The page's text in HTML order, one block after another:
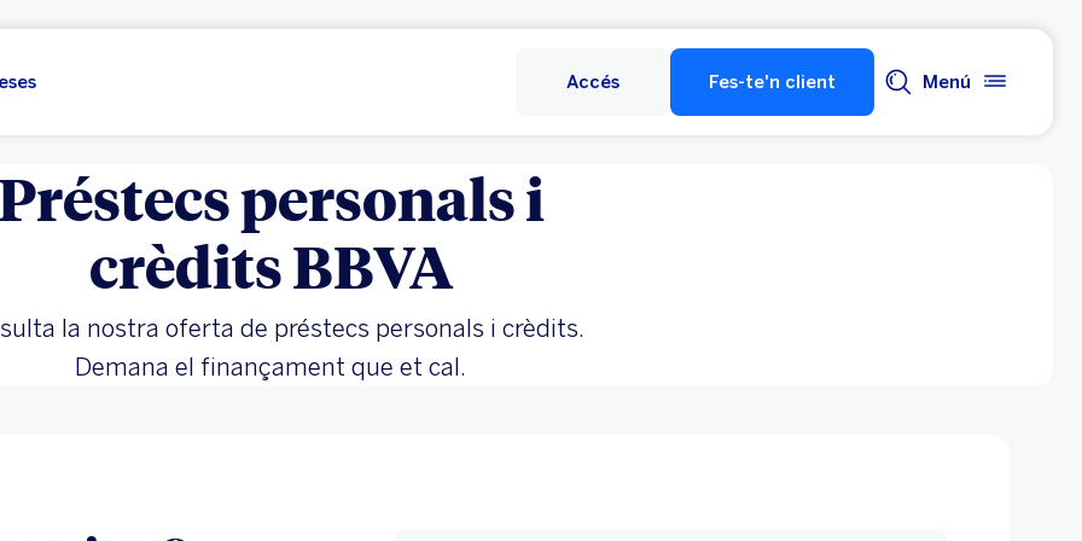
Accés Fes-te'n client Menú
Préstecs personals i
crèdits BBVA
la nostra oferta de préstecs personals i crèdits.
Demana el finançament que et cal.